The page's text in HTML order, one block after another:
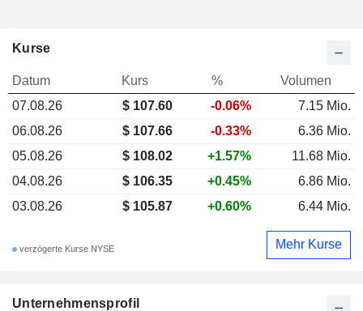
Unternehmensprofil
Kurse
Datum Kurs %
Volumen
07.08.26
$ 107.60 -0.06%
7.15 Mio.
06.08.26
$ 107.66 -0.33%
6.36 Mio.
05.08.26
$ 108.02 +1.57%
11.68 Mio.
04.08.26
$ 106.35 +0.45%
6.86 Mio.
03.08.26
$ 105.87 +0.60% 6.44 Mio.
verzögerte Kurse NYSE Mehr Kurse